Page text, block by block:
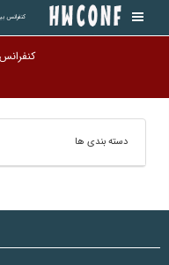
کنفرانس
دسته بندی ها